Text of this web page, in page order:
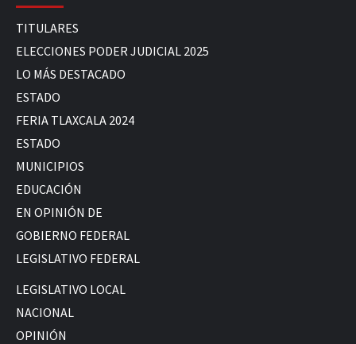
TITULARES
ELECCIONES PODER JUDICIAL 2025
LO MÁS DESTACADO
ESTADO
FERIA TLAXCALA 2024
ESTADO
MUNICIPIOS
EDUCACIÓN
EN OPINIÓN DE
GOBIERNO FEDERAL
LEGISLATIVO FEDERAL
LEGISLATIVO LOCAL
NACIONAL
OPINIÓN